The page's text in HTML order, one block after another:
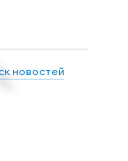
новостей